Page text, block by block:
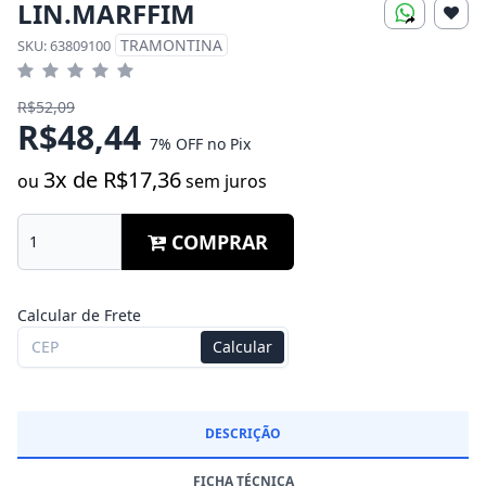
LIN.MARFFIM
SKU: 63809100 TRAMONTINA
R$52,09
R$48,44 7% OFF no Pix
ou 3x de R$17,36sem juros
COMPRAR
Calcular de Frete
Calcular
DESCRIÇÃO
FICHA TÉCNICA